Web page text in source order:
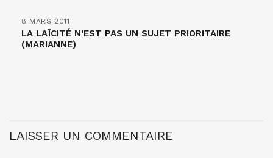
8 MARS 2011
LA LAÏCITÉ N’EST PAS UN SUJET PRIORITAIRE
(MARIANNE)
LAISSER UN COMMENTAIRE